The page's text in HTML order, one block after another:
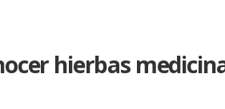
hierbas